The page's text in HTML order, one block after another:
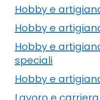
Hobby e
Hobby e
Hobby e
speciali
Hobby e